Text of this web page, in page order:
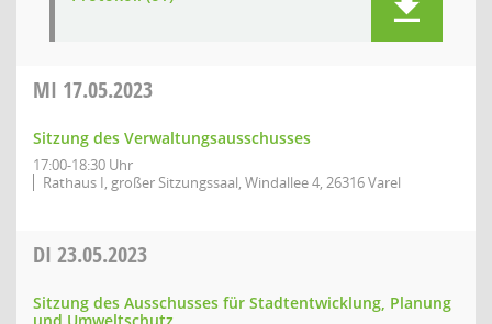
MI 17.05.2023
Sitzung des Verwaltungsausschusses
17:00-18:30 Uhr
Rathaus I, großer Sitzungssaal, Windallee 4, 26316 Varel
DI 23.05.2023
Sitzung des Ausschusses für Stadtentwicklung, Planung